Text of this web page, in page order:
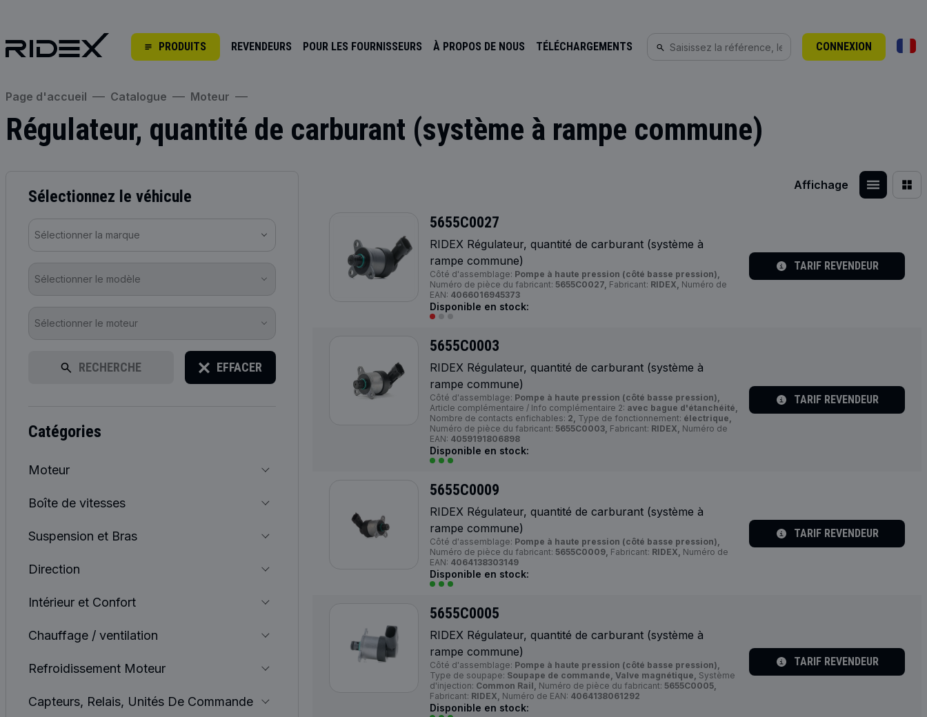
PRODUITS REVENDEURS POUR LES FOURNISSEURS À PROPOS DE NOUS TÉLÉCHARGEMENTS CONNEXION
Page d'accueil Catalogue Moteur
Régulateur, quantité de carburant (système à rampe commune)
Sélectionnez le véhicule
Sélectionner la marque
Sélectionner le modèle
Sélectionner le moteur
RECHERCHE EFFACER
catégories
Moteur
Boîte de vitesses
Suspension et Bras
Direction
Intérieur et Confort
Chauffage / ventilation
Refroidissement Moteur
Capteurs, Relais, Unités De Commande
Affichage
5655C0027
RIDEX Régulateur, quantité de carburant (système à
rampe commune)
Côté d'assemblage: Pompe à haute pression (côté basse pression),
Numéro de pièce du fabricant: 5655C0027, Fabricant: RIDEX, Numéro de
EAN: 4066016945373
Disponible en stock:
TARIF REVENDEUR
5655C0003
RIDEX Régulateur, quantité de carburant (système à
rampe commune)
Côté d'assemblage: Pompe à haute pression (côté basse pression),
Article complémentaire / Info complémentaire 2: avec bague d'étanchéité,
Nombre de contacts enfichables: 2, Type de fonctionnement: électrique,
Numéro de pièce du fabricant: 5655C0003, Fabricant: RIDEX, Numéro de
EAN: 4059191806898
Disponible en stock:
TARIF REVENDEUR
5655C0009
RIDEX Régulateur, quantité de carburant (système à
rampe commune)
Côté d'assemblage: Pompe à haute pression (côté basse pression),
Numéro de pièce du fabricant: 5655C0009, Fabricant: RIDEX, Numéro de
EAN: 4064138303149
Disponible en stock:
TARIF REVENDEUR
5655C0005
RIDEX Régulateur, quantité de carburant (système à
rampe commune)
Côté d'assemblage: Pompe à haute pression (côté basse pression),
Type de soupape: Soupape de commande, Valve magnétique, Système
d'injection: Common Rail, Numéro de pièce du fabricant: 5655C0005,
Fabricant: RIDEX, Numéro de EAN: 4064138061292
Disponible en stock:
TARIF REVENDEUR